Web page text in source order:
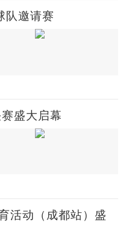
队邀请赛
盛大启幕
活动（成都站）盛